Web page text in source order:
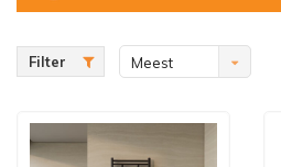
Filter
Meest